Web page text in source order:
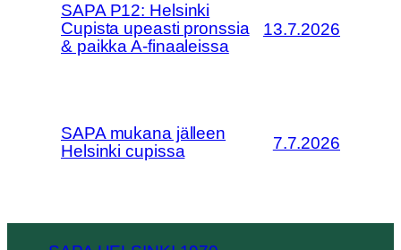
SAPA P12: Helsinki
Cupista upeasti pronssia
& paikka A-finaaleissa
13.7.2026
SAPA mukana jälleen
Helsinki cupissa
7.7.2026